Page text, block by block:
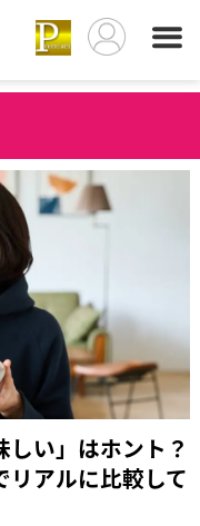
しい」はホント？
アルに比較して